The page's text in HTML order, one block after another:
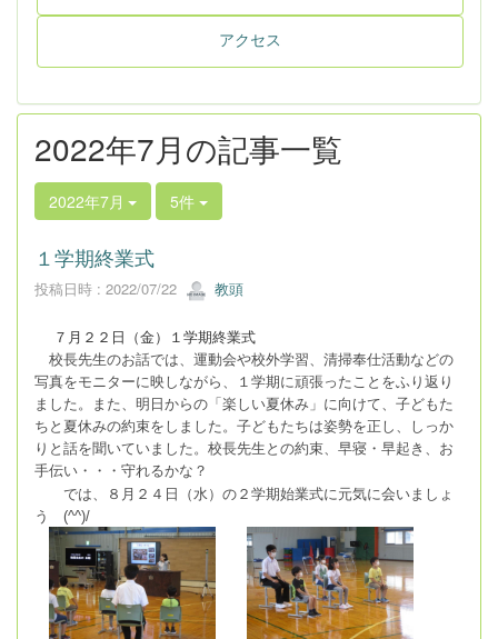
アクセス
2022年7月の記事一覧
2022年7月 5件
１学期終業式
投稿日時 : 2022/07/22 教頭
７月２２日（金）１学期終業式
校長先生のお話では、運動会や校外学習、清掃奉仕活動などの
写真をモニターに映しながら、１学期に頑張ったことをふり返り
ました。また、明日からの「楽しい夏休み」に向けて、子どもた
ちと夏休みの約束をしました。子どもたちは姿勢を正し、しっか
りと話を聞いていました。校長先生との約束、早寝・早起き、お
手伝い・・・守れるかな？
では、８月２４日（水）の２学期始業式に元気に会いましょ
う
(^^)/